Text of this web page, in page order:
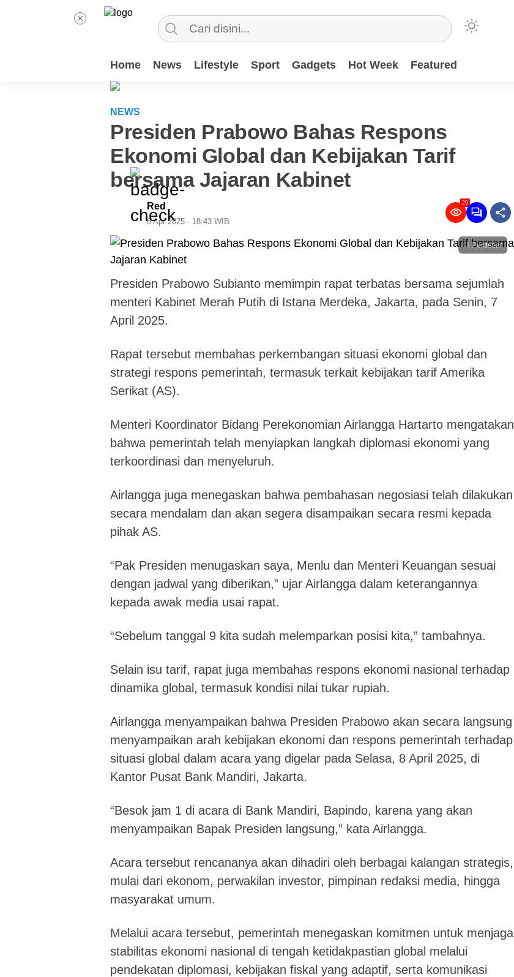
Home News Lifestyle Sport Gadgets Hot Week Featured
NEWS
Presiden Prabowo Bahas Respons
Ekonomi Global dan Kebijakan Tarif
bersama Jajaran Kabinet
Red
8 Apr 2025 - 18:43 WIB
29
Perbesar
Presiden Prabowo Subianto memimpin rapat terbatas bersama sejumlah
menteri Kabinet Merah Putih di Istana Merdeka, Jakarta, pada Senin, 7
April 2025.
Rapat tersebut membahas perkembangan situasi ekonomi global dan
strategi respons pemerintah, termasuk terkait kebijakan tarif Amerika
Serikat (AS).
Menteri Koordinator Bidang Perekonomian Airlangga Hartarto mengatakan
bahwa pemerintah telah menyiapkan langkah diplomasi ekonomi yang
terkoordinasi dan menyeluruh.
Airlangga juga menegaskan bahwa pembahasan negosiasi telah dilakukan
secara mendalam dan akan segera disampaikan secara resmi kepada
pihak AS.
“Pak Presiden menugaskan saya, Menlu dan Menteri Keuangan sesuai
dengan jadwal yang diberikan,” ujar Airlangga dalam keterangannya
kepada awak media usai rapat.
“Sebelum tanggal 9 kita sudah melemparkan posisi kita,” tambahnya.
Selain isu tarif, rapat juga membahas respons ekonomi nasional terhadap
dinamika global, termasuk kondisi nilai tukar rupiah.
Airlangga menyampaikan bahwa Presiden Prabowo akan secara langsung
menyampaikan arah kebijakan ekonomi dan respons pemerintah terhadap
situasi global dalam acara yang digelar pada Selasa, 8 April 2025, di
Kantor Pusat Bank Mandiri, Jakarta.
“Besok jam 1 di acara di Bank Mandiri, Bapindo, karena yang akan
menyampaikan Bapak Presiden langsung,” kata Airlangga.
Acara tersebut rencananya akan dihadiri oleh berbagai kalangan strategis,
mulai dari ekonom, perwakilan investor, pimpinan redaksi media, hingga
masyarakat umum.
Melalui acara tersebut, pemerintah menegaskan komitmen untuk menjaga
stabilitas ekonomi nasional di tengah ketidakpastian global melalui
pendekatan diplomasi, kebijakan fiskal yang adaptif, serta komunikasi